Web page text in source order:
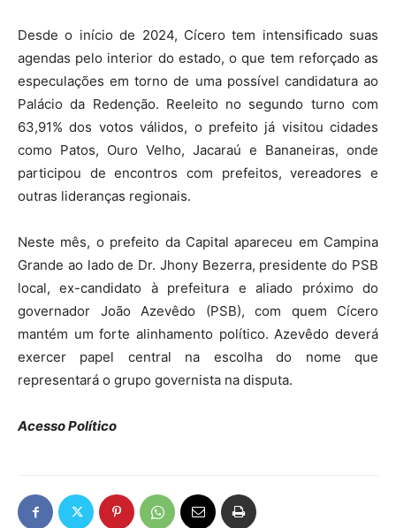
Desde o início de 2024, Cícero tem intensificado suas
agendas pelo interior do estado, o que tem reforçado as
especulações em torno de uma possível candidatura ao
Palácio da Redenção. Reeleito no segundo turno com
63,91% dos votos válidos, o prefeito já visitou cidades
como Patos, Ouro Velho, Jacaraú e Bananeiras, onde
participou de encontros com prefeitos, vereadores e
outras lideranças regionais.
Neste mês, o prefeito da Capital apareceu em Campina
Grande ao lado de Dr. Jhony Bezerra, presidente do PSB
local, ex-candidato à prefeitura e aliado próximo do
governador João Azevêdo (PSB), com quem Cícero
mantém um forte alinhamento político. Azevêdo deverá
exercer papel central na escolha do nome que
representará o grupo governista na disputa.
Acesso Político